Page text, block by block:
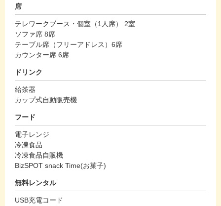
席
テレワークブース・個室（1人席） 2室
ソファ席 8席
テーブル席（フリーアドレス）6席
カウンター席 6席
ドリンク
給茶器
カップ式自動販売機
フード
電子レンジ
冷凍食品
冷凍食品自販機
BizSPOT snack Time(お菓子)
無料レンタル
USB充電コード